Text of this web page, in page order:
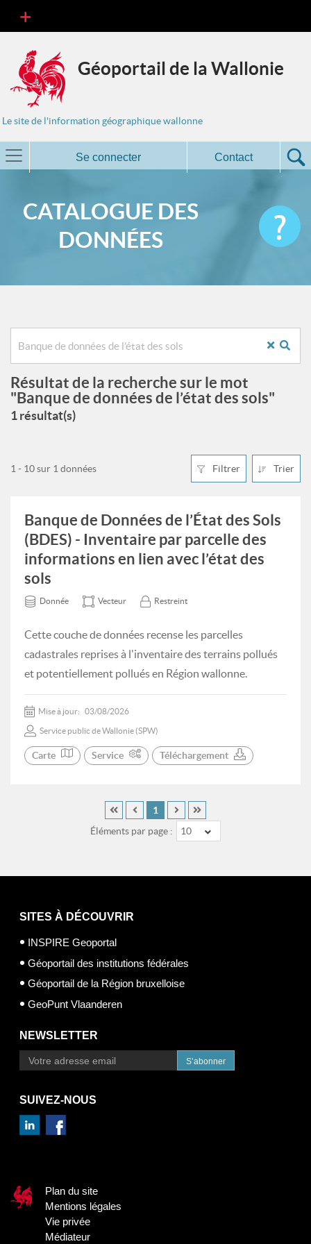
Géoportail de la Wallonie
Le site de l'information géographique wallonne
Se connecter Contact
CATALOGUE DES
DONNÉES
Résultat de la recherche sur le mot
"Banque de données de l’état des sols"
1 résultat(s)
Filtrer Trier
1 - 10 sur 1 données
Banque de Données de l’État des Sols
(BDES) - Inventaire par parcelle des
informations en lien avec l’état des
sols
Donnée Vecteur Restreint
Cette couche de données recense les parcelles
cadastrales reprises à l'inventaire des terrains pollués
et potentiellement pollués en Région wallonne.
Mise à jour: 03/08/2026
Service public de Wallonie (SPW)
Carte Service Téléchargement
Éléments par page : 10
1
SITES À DÉCOUVRIR
INSPIRE Geoportal
Géoportail des institutions fédérales
Géoportail de la Région bruxelloise
GeoPunt Vlaanderen
NEWSLETTER
S’abonner
SUIVEZ-NOUS
Plan du site
Mentions légales
Vie privée
Médiateur